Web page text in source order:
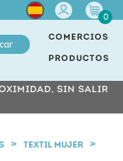
Cuenta
0
COMERCIOS
PRODUCTOS
SIN SALIR
TEXTIL MUJER